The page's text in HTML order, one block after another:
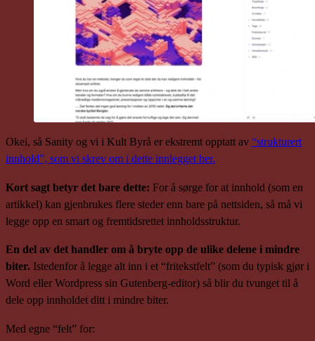
Okei, så Sanity og vi i Kult Byrå er ekstremt opptatt av “strukturert
innhold”, som vi skrev om i dette innlegget her.
Kort sagt betyr det bare dette: For å sørge for at innhold (som en
artikkel) kan gjenbrukes flere steder enn bare på nettsiden, så må vi
legge opp en smart og fremtidsrettet innholdsstruktur.
En del av det handler om å bryte opp de ulike delene i mindre
biter. Istedenfor å legge alt inn i et “fritekstfelt” (som du typisk gjør i
Word eller Wordpress sin Gutenberg-editor) så blir du tvunget til å
dele opp innholdet ditt i mindre biter.
Med egne “felt” for: